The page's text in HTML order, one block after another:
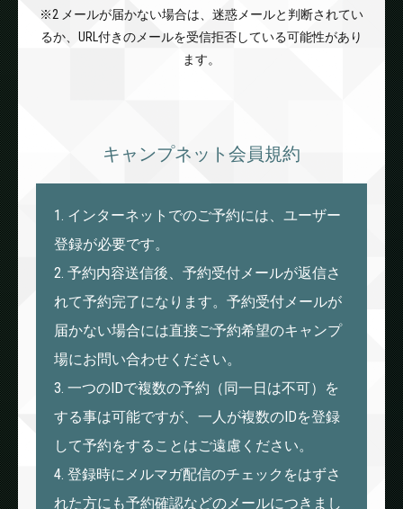
※2 メールが届かない場合は、迷惑メールと判断されてい
るか、URL付きのメールを受信拒否している可能性があり
ます。
キャンプネット会員規約
1. インターネットでのご予約には、ユーザー
登録が必要です。
2. 予約内容送信後、予約受付メールが返信さ
れて予約完了になります。予約受付メールが
届かない場合には直接ご予約希望のキャンプ
場にお問い合わせください。
3. 一つのIDで複数の予約（同一日は不可）を
する事は可能ですが、一人が複数のIDを登録
して予約をすることはご遠慮ください。
4. 登録時にメルマガ配信のチェックをはずさ
れた方にも予約確認などのメールにつきまし